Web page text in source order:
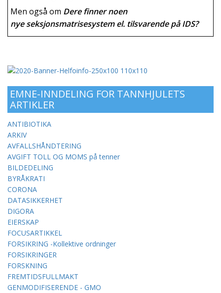
Men også om Dere finner noen
nye seksjonsmatrisesystem el. tilsvarende på IDS?
EMNE-INNDELING FOR TANNHJULETS
ARTIKLER
ANTIBIOTIKA
ARKIV
AVFALLSHÅNDTERING
AVGIFT TOLL OG MOMS på tenner
BILDEDELING
BYRÅKRATI
CORONA
DATASIKKERHET
DIGORA
EIERSKAP
FOCUSARTIKKEL
FORSIKRING -Kollektive ordninger
FORSIKRINGER
FORSKNING
FREMTIDSFULLMAKT
GENMODIFISERENDE - GMO